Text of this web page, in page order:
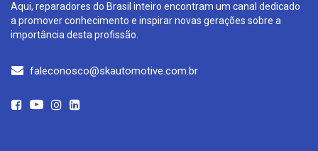
Aqui, reparadores do Brasil inteiro encontram um canal dedicado
a promover conhecimento e inspirar novas gerações sobre a
importância desta profissão.
faleconosco@skautomotive.com.br